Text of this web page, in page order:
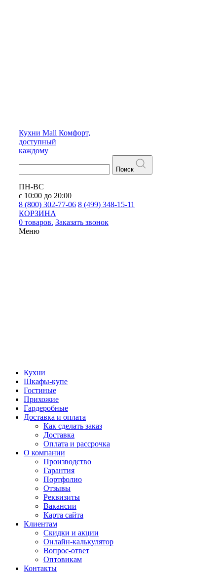
Кухни Mall Комфорт,
доступный
каждому
Поиск
ПН-ВС
с 10:00 до 20:00
8 (800) 302-77-06 8 (499) 348-15-11
КОРЗИНА
0 товаров. Заказать звонок
Меню
Кухни
Шкафы-купе
Гостиные
Прихожие
Гардеробные
Доставка и оплата
Как сделать заказ
Доставка
Оплата и рассрочка
О компании
Производство
Гарантия
Портфолио
Отзывы
Реквизиты
Вакансии
Карта сайта
Клиентам
Скидки и акции
Онлайн-калькулятор
Вопрос-ответ
Оптовикам
Контакты